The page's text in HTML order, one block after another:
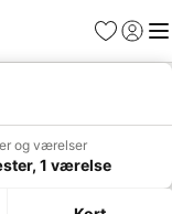
Favoritter
Log ind
og værelser
1 værelse